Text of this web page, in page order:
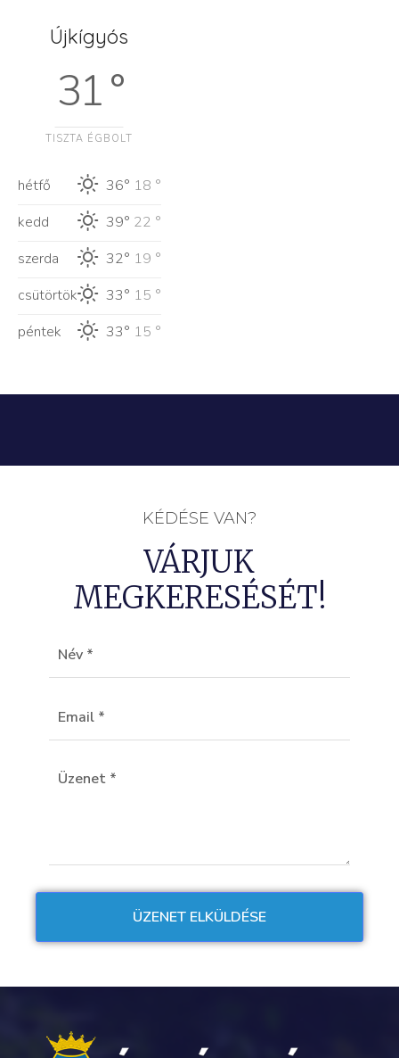
Újkígyós
31 °
TISZTA ÉGBOLT
hétfő 36° 18 °
kedd
39° 22 °
szerda
32° 19 °
csütörtök
33° 15 °
péntek
33° 15 °
KÉDÉSE VAN?
VÁRJUK
MEGKERESÉSÉT!